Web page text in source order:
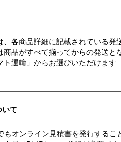
各商品詳細に記載されている発
品がすべて揃ってからの発送と
運輸」からお選びいただけます
いて
オンライン見積書を発行するこ